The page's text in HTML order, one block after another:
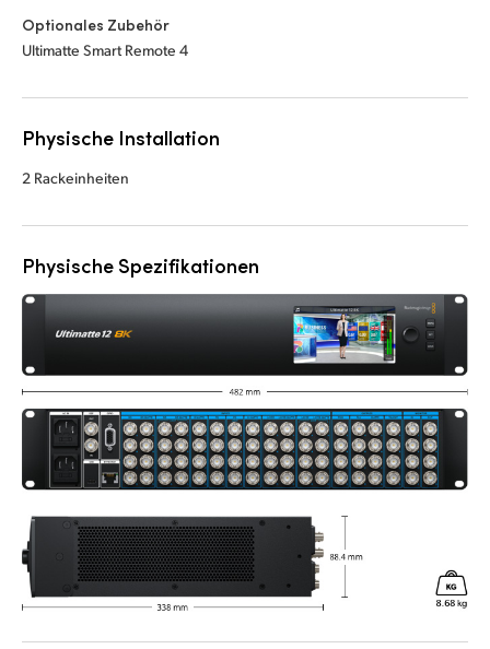
Optionales Zubehör
Ultimatte Smart Remote 4
Physische Installation
2 Rackeinheiten
Physische Spezifikationen